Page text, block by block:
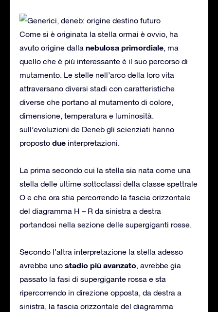
Come si è originata la stella ormai è ovvio, ha
avuto origine dalla nebulosa primordiale, ma
quello che è più interessante è il suo percorso di
mutamento. Le stelle nell’arco della loro vita
attraversano diversi stadi con caratteristiche
diverse che portano al mutamento di colore,
dimensione, temperatura e luminosità.
sull’evoluzioni de Deneb gli scienziati hanno
proposto due interpretazioni.
La prima secondo cui la stella sia nata come una
stella delle ultime sottoclassi della classe spettrale
O e che ora stia percorrendo la fascia orizzontale
del diagramma H – R da sinistra a destra
portandosi nella sezione delle supergiganti rosse.
Secondo l’altra interpretazione la stella adesso
avrebbe uno stadio più avanzato, avrebbe gia
passato la fasi di supergigante rossa e sta
ripercorrendo in direzione opposta, da destra a
sinistra, la fascia orizzontale del diagramma